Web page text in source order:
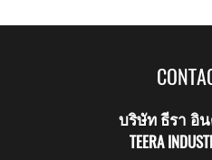
บริษัท ธีรา อิ
TEERA